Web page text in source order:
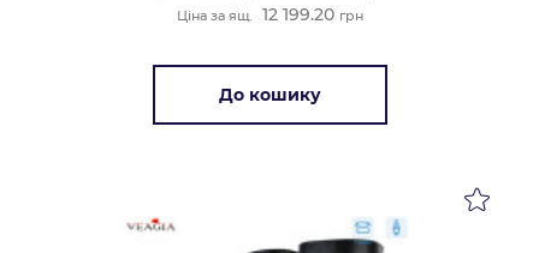
Ціна за ящ. 12 199.20 грн
До кошику